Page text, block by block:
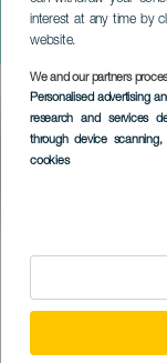
interest at any time by
website.
We and our partners
Personalised advertising
research and services
through device scanning,
cookies
Dance
Imagen
Listado
Localidad
Arrecife